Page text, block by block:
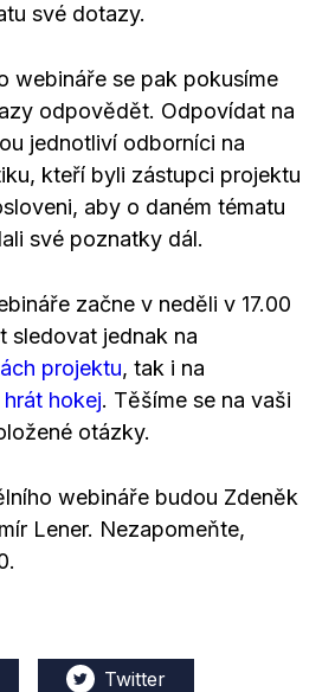
své dotazy.
webináře se pak pokusíme
odpovědět. Odpovídat na
jednotliví odborníci na
kteří byli zástupci projektu
aby o daném tématu
své poznatky dál.
začne v neděli v 17.00
sledovat jednak na
projektu, tak i na
hokej. Těšíme se na vaši
otázky.
webináře budou Zdeněk
Lener. Nezapomeňte,
Twitter